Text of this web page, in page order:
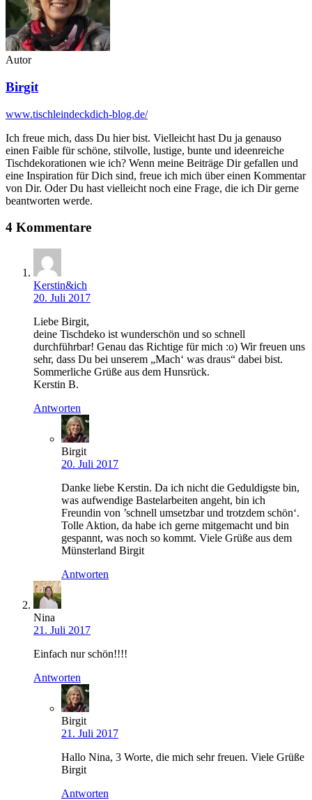
Autor
Birgit
www.tischleindeckdich-blog.de/
Ich freue mich, dass Du hier bist. Vielleicht hast Du ja genauso
einen Faible für schöne, stilvolle, lustige, bunte und ideenreiche
Tischdekorationen wie ich? Wenn meine Beiträge Dir gefallen und
eine Inspiration für Dich sind, freue ich mich über einen Kommentar
von Dir. Oder Du hast vielleicht noch eine Frage, die ich Dir gerne
beantworten werde.
4 Kommentare
Kerstin&ich
20. Juli 2017
Liebe Birgit,
deine Tischdeko ist wunderschön und so schnell
durchführbar! Genau das Richtige für mich :o) Wir freuen uns
sehr, dass Du bei unserem „Mach‘ was draus“ dabei bist.
Sommerliche Grüße aus dem Hunsrück.
Kerstin B.
Antworten
Birgit
20. Juli 2017
Danke liebe Kerstin. Da ich nicht die Geduldigste bin,
was aufwendige Bastelarbeiten angeht, bin ich
Freundin von ’schnell umsetzbar und trotzdem schön‘.
Tolle Aktion, da habe ich gerne mitgemacht und bin
gespannt, was noch so kommt. Viele Grüße aus dem
Münsterland Birgit
Antworten
Nina
21. Juli 2017
Einfach nur schön!!!!
Antworten
Birgit
21. Juli 2017
Hallo Nina, 3 Worte, die mich sehr freuen. Viele Grüße
Birgit
Antworten